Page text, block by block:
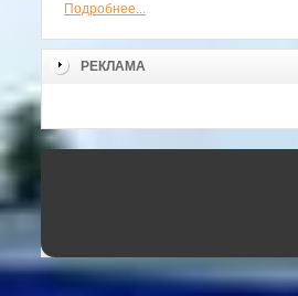
Подробнее...
РЕКЛАМА